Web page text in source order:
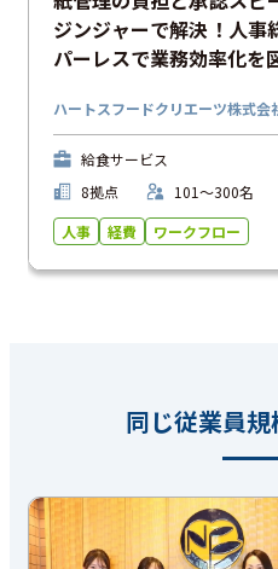
ジンジャーで解決！人事
パーレスで業務効率化を
ハートスフードクリエーツ株式会
給食サービス
8拠点
101〜300名
人事
経費 ワークフロー
同じ従業員